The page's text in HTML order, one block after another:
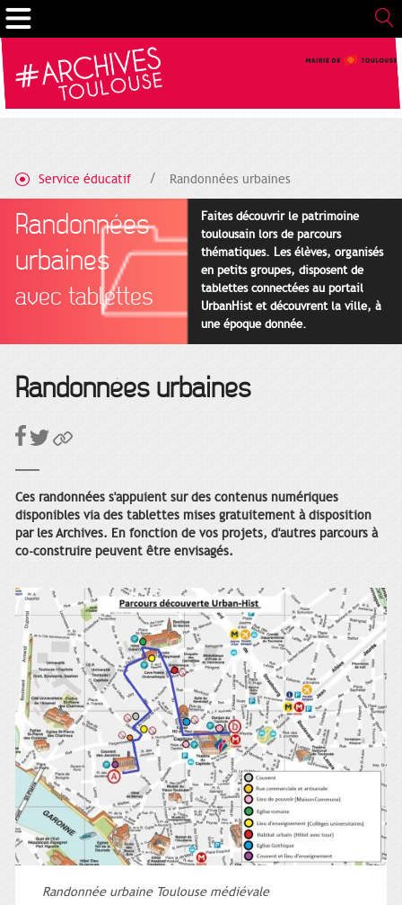
Service éducatif Randonnées urbaines
Randonnées
urbaines
avec tablettes
Faites découvrir le patrimoine
toulousain lors de parcours
thématiques. Les élèves, organisés
en petits groupes, disposent de
tablettes connectées au portail
UrbanHist et découvrent la ville, à
une époque donnée.
Randonnées urbaines
Ces randonnées s'appuient sur des contenus numériques
disponibles via des tablettes mises gratuitement à disposition
par les Archives. En fonction de vos projets, d'autres parcours à
co-construire peuvent être envisagés.
Randonnée urbaine Toulouse médiévale
Cookies management panel